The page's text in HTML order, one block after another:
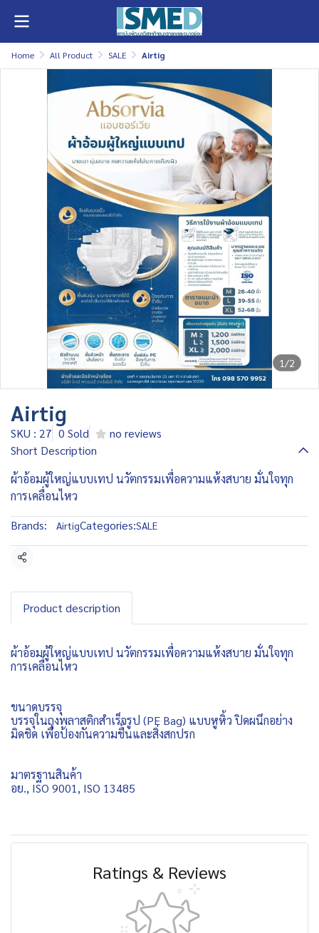
Home All Product SALE Airtig
1/2
Airtig
SKU : 27 0 Sold
no reviews
Short Description
ผ้าอ้อมผู้ใหญ่แบบเทป นวัตกรรมเพื่อความแห้งสบาย มั่นใจทุก
การเคลื่อนไหว
Brands:
AirtigCategories:SALE
Share
Product description
ผ้าอ้อมผู้ใหญ่แบบเทป นวัตกรรมเพื่อความแห้งสบาย มั่นใจทุก
การเคลื่อนไหว
ขนาดบรรจุ
บรรจุในถุงพลาสติกสำเร็จรูป (PE Bag) แบบหูหิ้ว ปิดผนึกอย่าง
มิดชิด เพื่อป้องกันความชื้นและสิ่งสกปรก
มาตรฐานสินค้า
อย., ISO 9001, ISO 13485
Ratings & Reviews